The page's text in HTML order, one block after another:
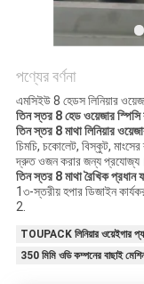
গোপনীয়তা
নীতি
পণ্যের বর্ণনা
এমসিইউ 8 হেডস লিনিয়ার
তিন স্তর 8 হেড ওয়েজার
তিন স্তর 8 মাথা লিনিয়ার
চিমচি, চকোলেট, বিস্কুট,
দ্রুত ওজন করার জন্য প্রযোজ্য।
তিন স্তর 8 মাথা রৈখিক প্রধান
1৩-স্তরীয় হপার ডিজাইন
2.
TOUPACK লিনিয়ার ওয়েইগার
350 মিমি ওডি কম্পনের বাছাই